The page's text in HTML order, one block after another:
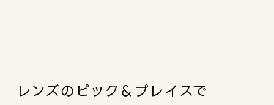
レンズのピック＆プレイスで